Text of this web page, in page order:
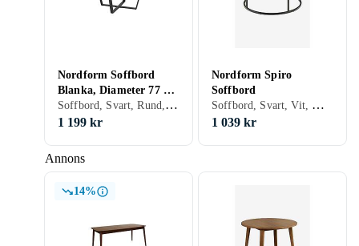
Annons
Nordform Soffbord
Blanka, Diameter 77 cm
Svart
Soffbord, Svart, Rund, Marmor, Sten
1 199 kr
Nordform Spiro
Soffbord
Soffbord, Svart, Vit, Marmor
1 039 kr
14%